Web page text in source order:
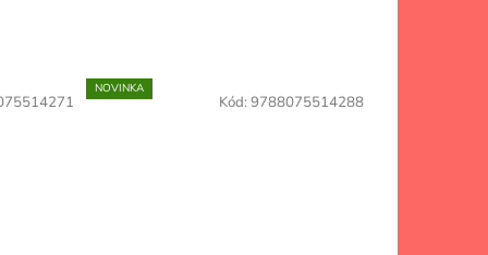
NOVINKA
Kód: 9788075514288